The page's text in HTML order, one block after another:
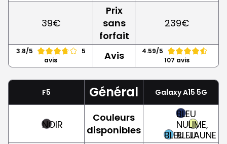
39€
Prix
sans
forfait
239€
3.8/5
5
avis
Avis
4.59/5
107 avis
F5 Général Galaxy A15 5G
NOIR
Couleurs
disponibles
BLEU
BLEU
NUIT,
BLEU
LIME,
JAUNE